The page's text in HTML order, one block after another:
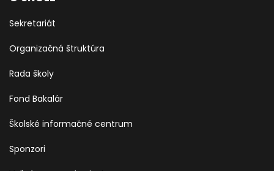
Sekretariát
Organizačná štruktúra
Rada školy
Fond Bakalár
Školské informačné centrum
Sponzori